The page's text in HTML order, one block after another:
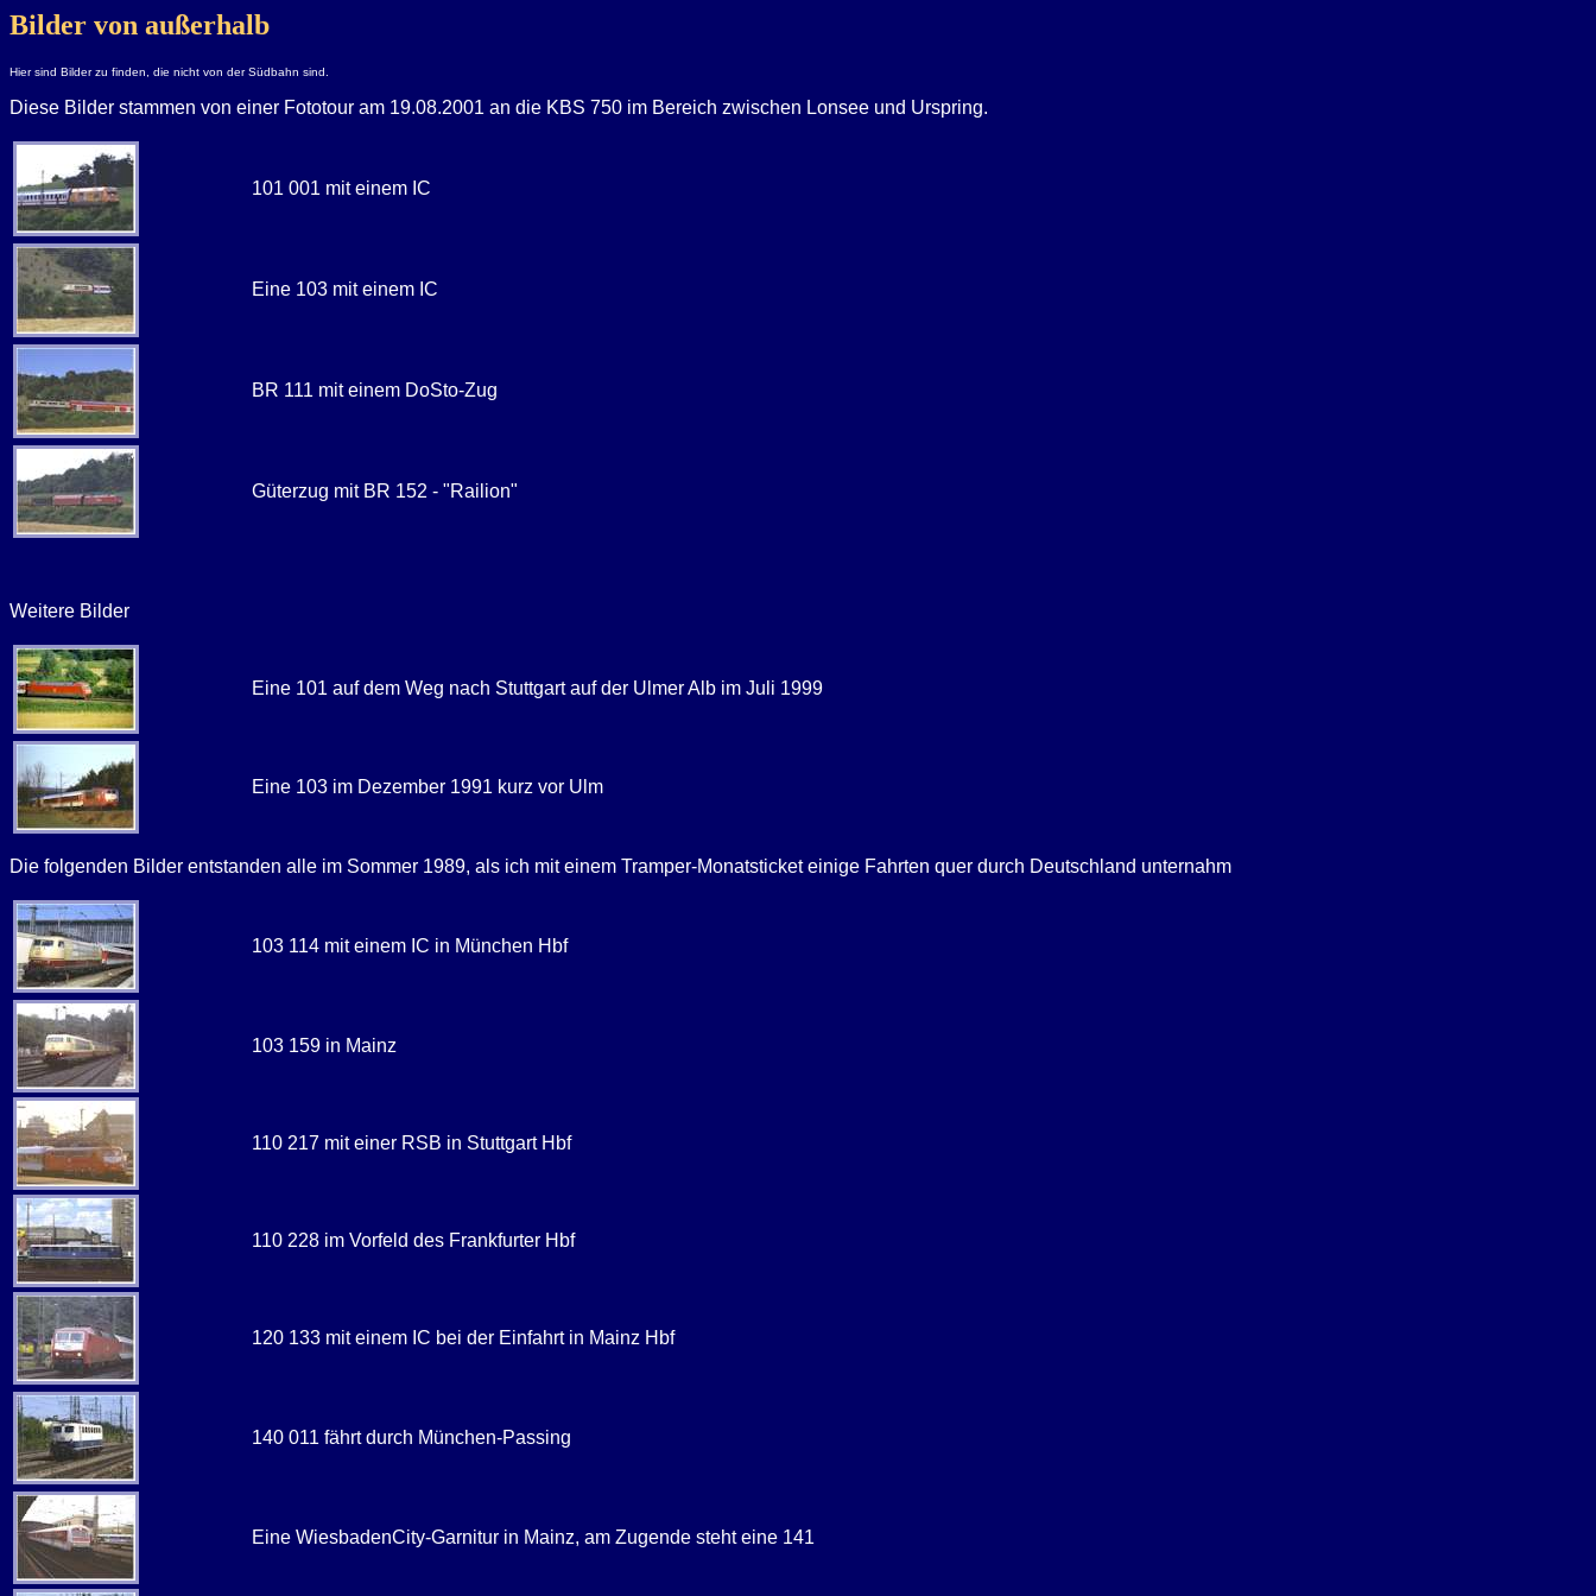
Bilder von außerhalb
Hier sind Bilder zu finden, die nicht von der Südbahn sind.
Diese Bilder stammen von einer Fototour am 19.08.2001 an die KBS 750 im Bereich zwischen Lonsee und Urspring.
101 001 mit einem IC
Eine 103 mit einem IC
BR 111 mit einem DoSto-Zug
Güterzug mit BR 152 - "Railion"
Weitere Bilder
Eine 101 auf dem Weg nach Stuttgart auf der Ulmer Alb im Juli 1999
Eine 103 im Dezember 1991 kurz vor Ulm
Die folgenden Bilder entstanden alle im Sommer 1989, als ich mit einem Tramper-Monatsticket einige Fahrten quer durch Deutschland unternahm
103 114 mit einem IC in München Hbf
103 159 in Mainz
110 217 mit einer RSB in Stuttgart Hbf
110 228 im Vorfeld des Frankfurter Hbf
120 133 mit einem IC bei der Einfahrt in Mainz Hbf
140 011 fährt durch München-Passing
Eine WiesbadenCity-Garnitur in Mainz, am Zugende steht eine 141